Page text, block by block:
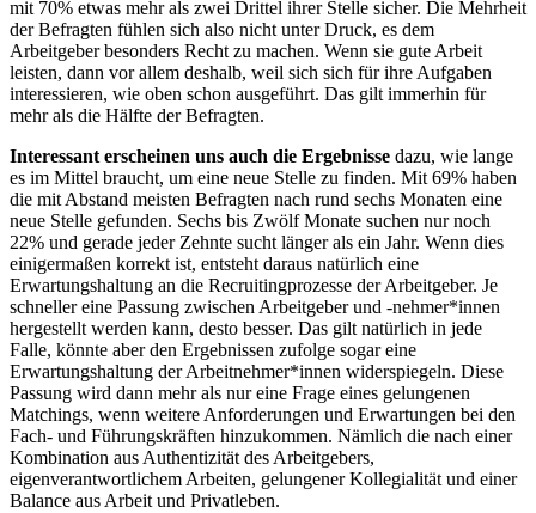
mit 70% etwas mehr als zwei Drittel ihrer Stelle sicher. Die Mehrheit
der Befragten fühlen sich also nicht unter Druck, es dem
Arbeitgeber besonders Recht zu machen. Wenn sie gute Arbeit
leisten, dann vor allem deshalb, weil sich sich für ihre Aufgaben
interessieren, wie oben schon ausgeführt. Das gilt immerhin für
mehr als die Hälfte der Befragten.
Interessant erscheinen uns auch die Ergebnisse dazu, wie lange
es im Mittel braucht, um eine neue Stelle zu finden. Mit 69% haben
die mit Abstand meisten Befragten nach rund sechs Monaten eine
neue Stelle gefunden. Sechs bis Zwölf Monate suchen nur noch
22% und gerade jeder Zehnte sucht länger als ein Jahr. Wenn dies
einigermaßen korrekt ist, entsteht daraus natürlich eine
Erwartungshaltung an die Recruitingprozesse der Arbeitgeber. Je
schneller eine Passung zwischen Arbeitgeber und -nehmer*innen
hergestellt werden kann, desto besser. Das gilt natürlich in jede
Falle, könnte aber den Ergebnissen zufolge sogar eine
Erwartungshaltung der Arbeitnehmer*innen widerspiegeln. Diese
Passung wird dann mehr als nur eine Frage eines gelungenen
Matchings, wenn weitere Anforderungen und Erwartungen bei den
Fach- und Führungskräften hinzukommen. Nämlich die nach einer
Kombination aus Authentizität des Arbeitgebers,
eigenverantwortlichem Arbeiten, gelungener Kollegialität und einer
Balance aus Arbeit und Privatleben.